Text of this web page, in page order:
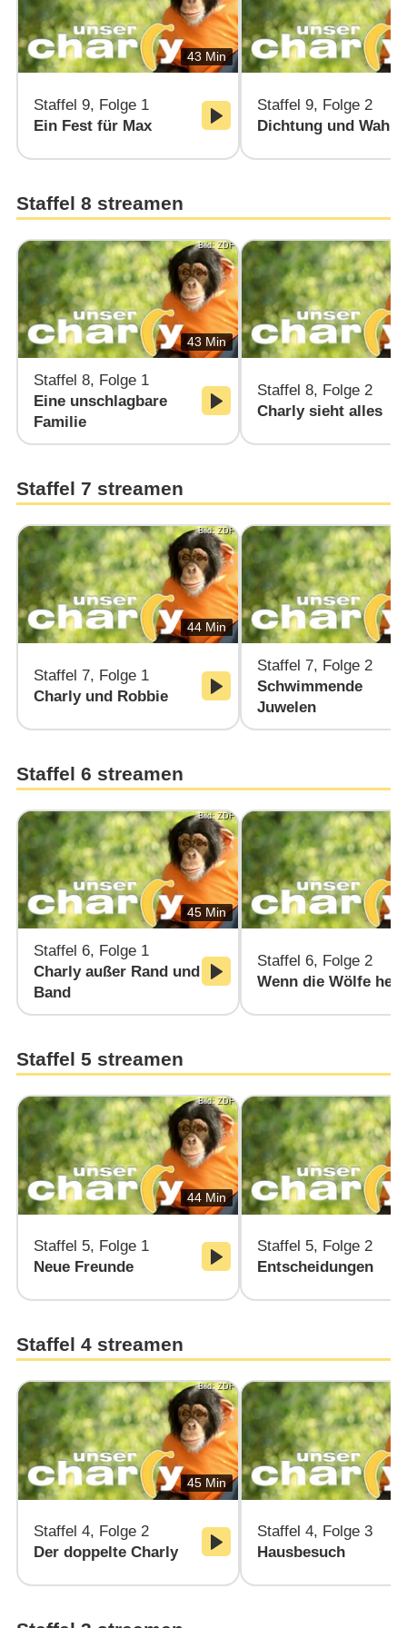
43 Min
Staffel 9, Folge 1
Ein Fest für Max
Staffel 9, Folge 2
Dichtung und
Staffel 8 streamen
Bild: ZDF
43 Min
Staffel 8, Folge 1
Eine unschlagbare
Familie
Staffel 8, Folge 2
Charly sieht alles
Staffel 7 streamen
Bild: ZDF
44 Min
Staffel 7, Folge 1
Charly und Robbie
Staffel 7, Folge 2
Schwimmende
Juwelen
Staffel 6 streamen
Bild: ZDF
45 Min
Staffel 6, Folge 1
Charly außer Rand und
Band
Staffel 6, Folge 2
Wenn die Wölfe
Staffel 5 streamen
Bild: ZDF
44 Min
Staffel 5, Folge 1
Neue Freunde
Staffel 5, Folge 2
Entscheidungen
Staffel 4 streamen
Bild: ZDF
45 Min
Staffel 4, Folge 2
Der doppelte Charly
Staffel 4, Folge 3
Hausbesuch